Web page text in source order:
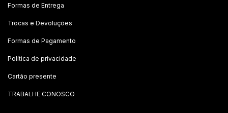
Formas de Entrega
Trocas e Devoluções
Formas de Pagamento
Política de privacidade
Cartão presente
TRABALHE CONOSCO